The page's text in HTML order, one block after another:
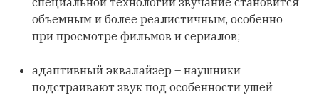
объемным и более реалистичным, особенно
при просмотре фильмов и сериалов;
адаптивный эквалайзер – наушники
подстраивают звук под особенности ушей